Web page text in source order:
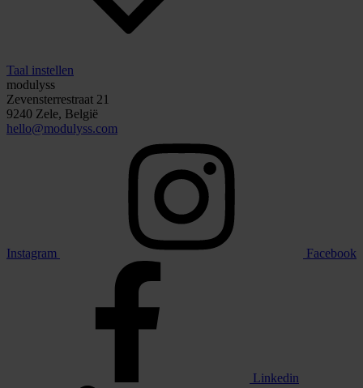
Taal instellen
modulyss
Zevensterrestraat 21
9240 Zele, België
hello@modulyss.com
Instagram Facebook
Linkedin